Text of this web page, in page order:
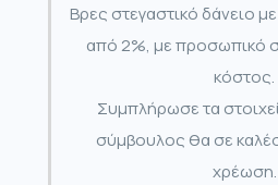
Βρες στεγαστικό δάνειο
από 2%, με προσωπικό
κόστος.
Συμπλήρωσε τα
σύμβουλος θα σε
χρέωση.